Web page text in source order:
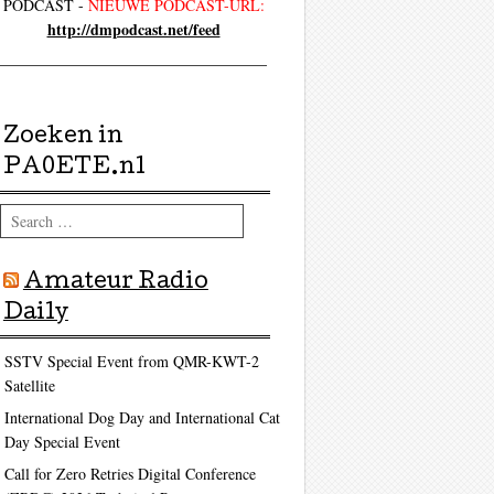
PODCAST - NIEUWE PODCAST-URL:
http://dmpodcast.net/feed
Zoeken in
PA0ETE.nl
Amateur Radio
Daily
SSTV Special Event from QMR-KWT-2
Satellite
International Dog Day and International Cat
Day Special Event
Call for Zero Retries Digital Conference